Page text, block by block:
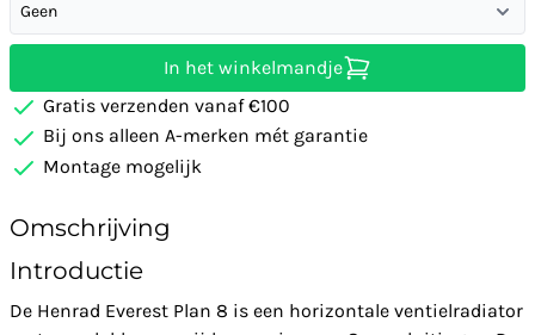
Geen
In het winkelmandje
Gratis verzenden vanaf €100
Bij ons alleen A-merken mét garantie
Montage mogelijk
Omschrijving
Introductie
De Henrad Everest Plan 8 is een horizontale ventielradiator